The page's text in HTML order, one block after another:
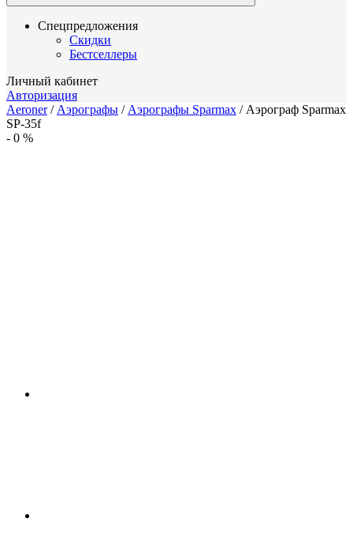
Спецпредложения
Скидки
Бестселлеры
Личный кабинет
Авторизация
Aeroner/ Аэрографы / Аэрографы Sparmax / Аэрограф Sparmax
SP-35f
- 0 %